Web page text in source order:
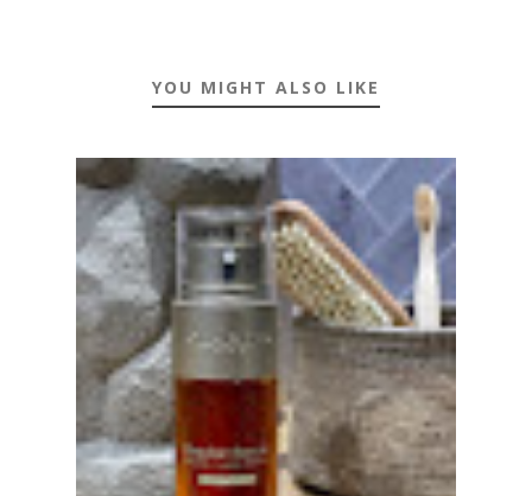
YOU MIGHT ALSO LIKE